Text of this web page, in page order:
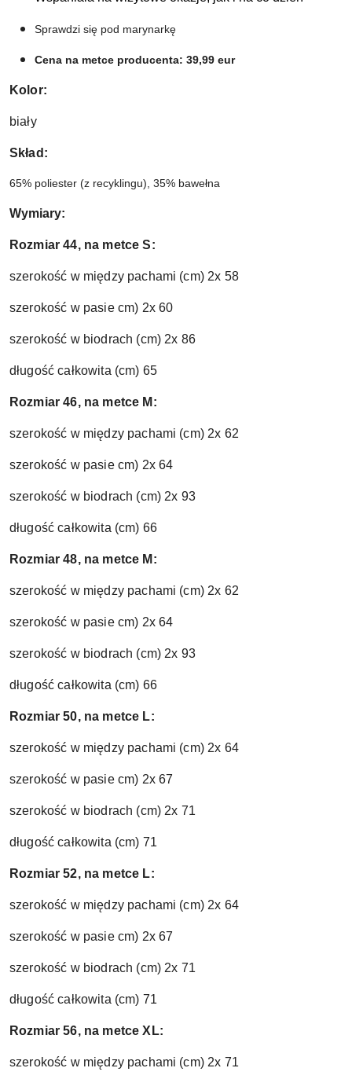
Sprawdzi się pod marynarkę
Cena na metce producenta: 39,99 eur
Kolor:
biały
Skład:
65% poliester (z recyklingu), 35% bawełna
Wymiary:
Rozmiar 44, na metce S:
szerokość w między pachami (cm) 2x 58
szerokość w pasie cm) 2x 60
szerokość w biodrach (cm) 2x 86
długość całkowita (cm) 65
Rozmiar 46, na metce M:
szerokość w między pachami (cm) 2x 62
szerokość w pasie cm) 2x 64
szerokość w biodrach (cm) 2x 93
długość całkowita (cm) 66
Rozmiar 48, na metce M:
szerokość w między pachami (cm) 2x 62
szerokość w pasie cm) 2x 64
szerokość w biodrach (cm) 2x 93
długość całkowita (cm) 66
Rozmiar 50, na metce L:
szerokość w między pachami (cm) 2x 64
szerokość w pasie cm) 2x 67
szerokość w biodrach (cm) 2x 71
długość całkowita (cm) 71
Rozmiar 52, na metce L:
szerokość w między pachami (cm) 2x 64
szerokość w pasie cm) 2x 67
szerokość w biodrach (cm) 2x 71
długość całkowita (cm) 71
Rozmiar 56, na metce XL:
szerokość w między pachami (cm) 2x 71